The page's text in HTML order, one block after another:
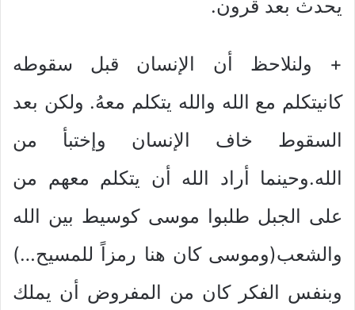
يحدث بعد قرون.
+ ولنلاحظ أن الإنسان قبل سقوطه
كانيتكلم مع الله والله يتكلم معهُ. ولكن بعد
السقوط خاف الإنسان وإختبأ من
الله.وحينما أراد الله أن يتكلم معهم من
على الجبل طلبوا موسى كوسيط بين الله
والشعب(وموسى كان هنا رمزاً للمسيح…)
وبنفس الفكر كان من المفروض أن يملك